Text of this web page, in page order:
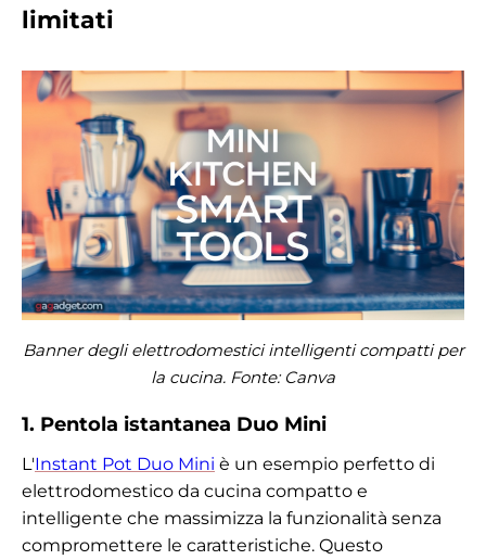
limitati
Banner degli elettrodomestici intelligenti compatti per
la cucina. Fonte: Canva
1. Pentola istantanea Duo Mini
L'Instant Pot Duo Mini è un esempio perfetto di
elettrodomestico da cucina compatto e
intelligente che massimizza la funzionalità senza
compromettere le caratteristiche. Questo